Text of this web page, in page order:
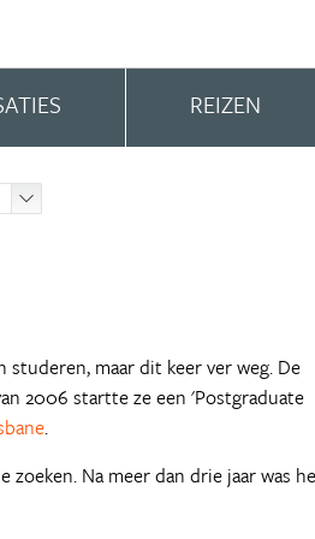
REIZEN
maar dit keer ver weg. De
2006 startte ze een 'Postgraduate
.
Na meer dan drie jaar was